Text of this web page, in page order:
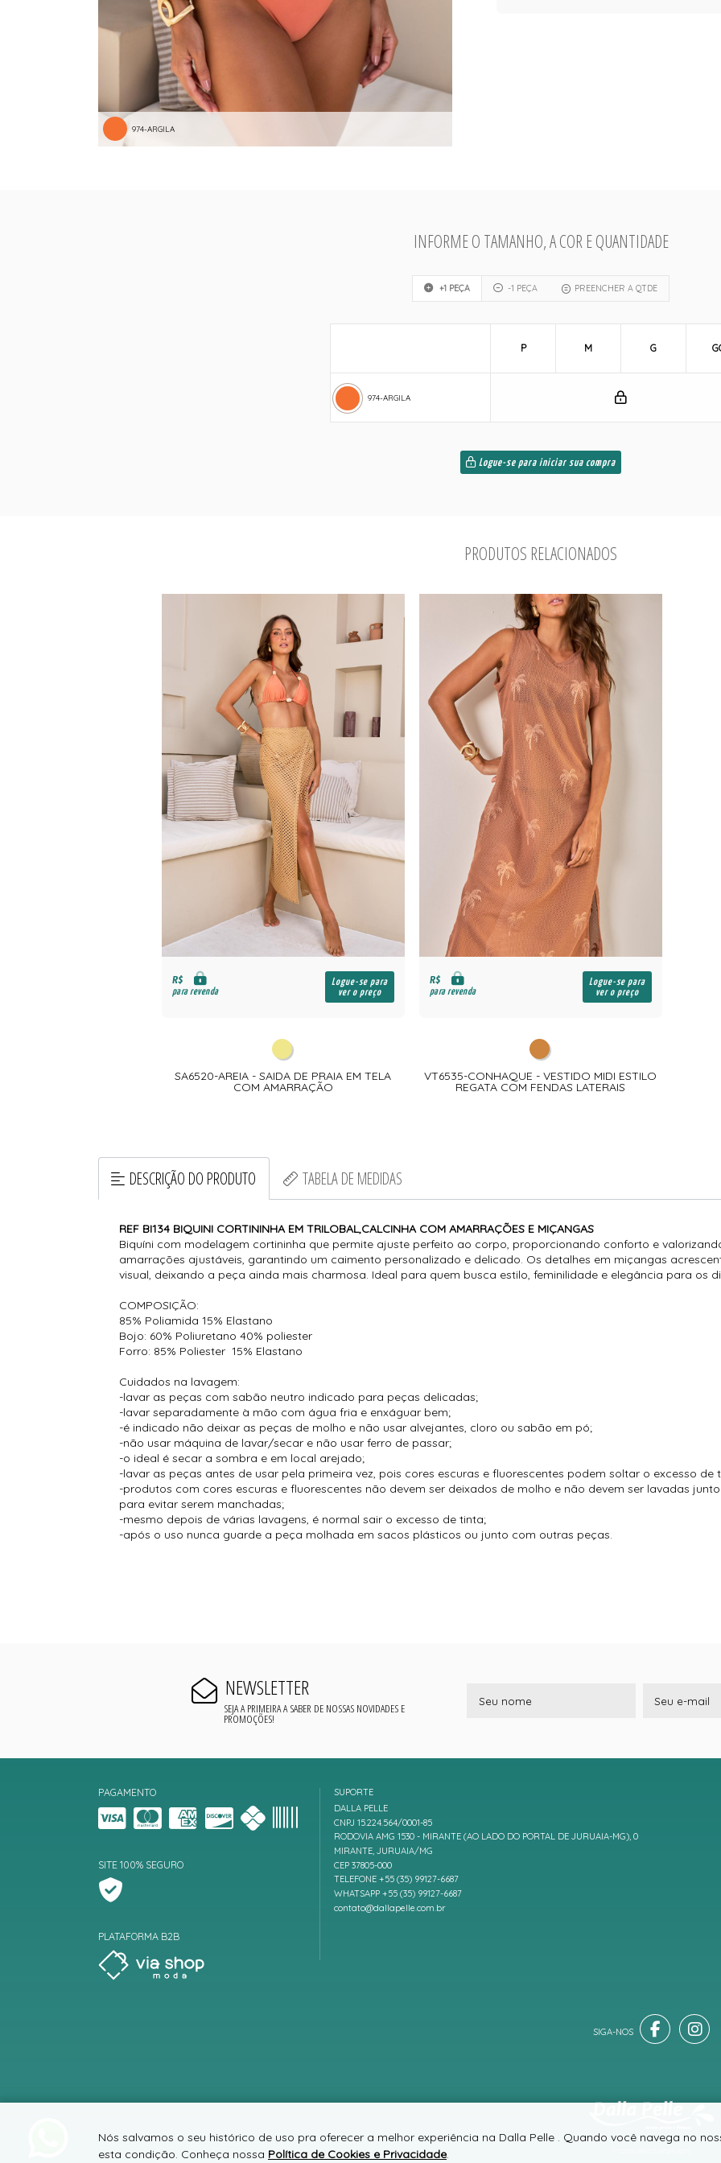
974-ARGILA
INFORME O TAMANHO, A COR E QUANTIDADE
+1 PEÇA -1 PEÇA PREENCHER A QTDE
974-ARGILA
P M G
Logue-se para iniciar sua compra
PRODUTOS RELACIONADOS
R$
para revenda
Logue-se para
ver o preço
SA6520-AREIA - SAIDA DE PRAIA EM TELA
COM AMARRAÇÃO
R$
para revenda
Logue-se para
ver o preço
VT6535-CONHAQUE - VESTIDO MIDI ESTILO
REGATA COM FENDAS LATERAIS
DESCRIÇÃO DO PRODUTO TABELA DE MEDIDAS
REF BI134 BIQUINI CORTININHA EM TRILOBAL,CALCINHA COM AMARRAÇÕES E MIÇANGAS
Biquíni com modelagem cortininha que permite ajuste perfeito ao corpo, proporcionando conforto e
amarrações ajustáveis, garantindo um caimento personalizado e delicado. Os detalhes em miçangas
visual, deixando a peça ainda mais charmosa. Ideal para quem busca estilo, feminilidade e elegância para os
COMPOSIÇÃO:
85% Poliamida 15% Elastano
Bojo: 60% Poliuretano 40% poliester
Forro: 85% Poliester 15% Elastano
Cuidados na lavagem:
-lavar as peças com sabão neutro indicado para peças delicadas;
-lavar separadamente à mão com água fria e enxáguar bem;
-é indicado não deixar as peças de molho e não usar alvejantes, cloro ou sabão em pó;
-não usar máquina de lavar/secar e não usar ferro de passar;
-o ideal é secar a sombra e em local arejado;
-lavar as peças antes de usar pela primeira vez, pois cores escuras e fluorescentes podem soltar o excesso de
-produtos com cores escuras e fluorescentes não devem ser deixados de molho e não devem ser lavadas
para evitar serem manchadas;
-mesmo depois de várias lavagens, é normal sair o excesso de tinta;
-após o uso nunca guarde a peça molhada em sacos plásticos ou junto com outras peças.
NEWSLETTER
SEJA A PRIMEIRA A SABER DE NOSSAS NOVIDADES E
PROMOÇÕES!
PAGAMENTO
SITE 100% SEGURO
PLATAFORMA B2B
SUPORTE
DALLA PELLE
CNPJ 15.224.564/0001-85
RODOVIA AMG 1530 - MIRANTE (AO LADO DO PORTAL DE JURUAIA-MG), 0
MIRANTE, JURUAIA/MG
CEP 37805-000
TELEFONE +55 (35) 99127-6687
WHATSAPP +55 (35) 99127-6687
contato@dallapelle.com.br
Nós salvamos o seu histórico de uso pra oferecer a melhor experiência na Dalla Pelle . Quando você navega no
esta condição. Conheça nossa Política de Cookies e Privacidade.